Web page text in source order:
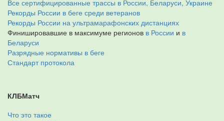
Все сертифицированные трассы в России, Беларуси, Украине
Рекорды России в беге среди ветеранов
Рекорды России на ультрамарафонских дистанциях
Финишировавшие в максимуме регионов в России и в
Беларуси
Разрядные нормативы в беге
Стандарт протокола
КЛБМатч
Что это такое